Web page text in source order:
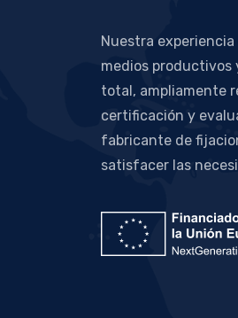
Nuestra
medios
total, ampliamente
certificación y
fabricante de
satisfacer las